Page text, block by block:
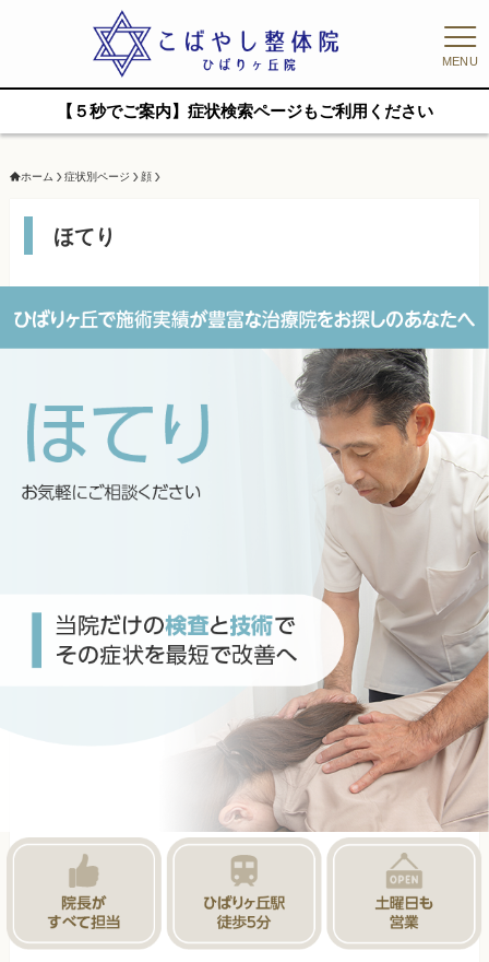
MENU
【５秒でご案内】症状検索ページもご利用ください
ホーム 症状別ページ 顔
ほてり